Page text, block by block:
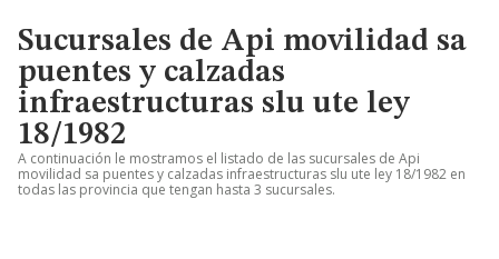
Sucursales de Api movilidad sa
puentes y calzadas
infraestructuras slu ute ley
18/1982
A continuación le mostramos el listado de las sucursales de Api
movilidad sa puentes y calzadas infraestructuras slu ute ley 18/1982 en
todas las provincia que tengan hasta 3 sucursales.